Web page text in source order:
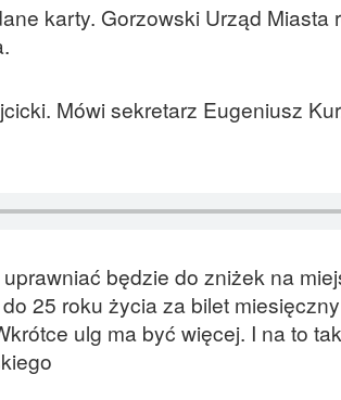
karty. Gorzowski Urząd Miasta
Mówi sekretarz Eugeniusz
będzie do zniżek na
25 roku życia za bilet
ulg ma być więcej. I na to